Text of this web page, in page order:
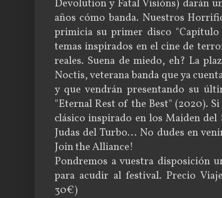
Devolution y Fatal Visións) darán
años cómo banda. Nuestros
primicia su primer disco "Capítulo
temas inspirados en el cine de
reales. Suena de miedo, eh? La
Noctis, veterana banda que ya
y que vendrán presentando su
"Eternal Rest of the Best" (2020).
clásico inspirado en los Maiden del
Judas del Turbo... No dudes en
Join the Alliance!
Pondremos a vuestra disposición
para acudir al festival. Precio
30€)